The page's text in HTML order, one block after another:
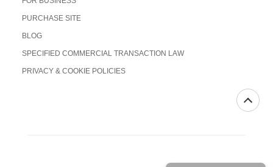
PURCHASE SITE
BLOG
SPECIFIED COMMERCIAL TRANSACTION LAW
PRIVACY & COOKIE POLICIES